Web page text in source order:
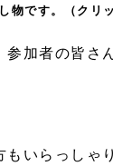
物です。（クリ
加者の皆さ
いらっしゃ